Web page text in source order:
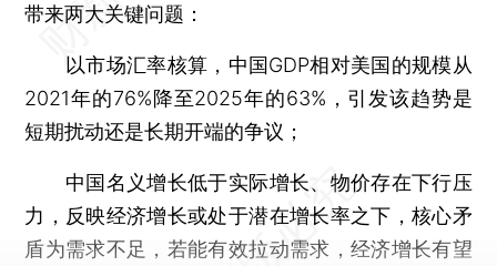
带来两大关键问题：
以市场汇率核算，中国GDP相对美国的规模从
2021年的76%降至2025年的63%，引发该趋势是
短期扰动还是长期开端的争议；
中国名义增长低于实际增长、物价存在下行压
力，反映经济增长或处于潜在增长率之下，核心矛
盾为需求不足，若能有效拉动需求，经济增长有望